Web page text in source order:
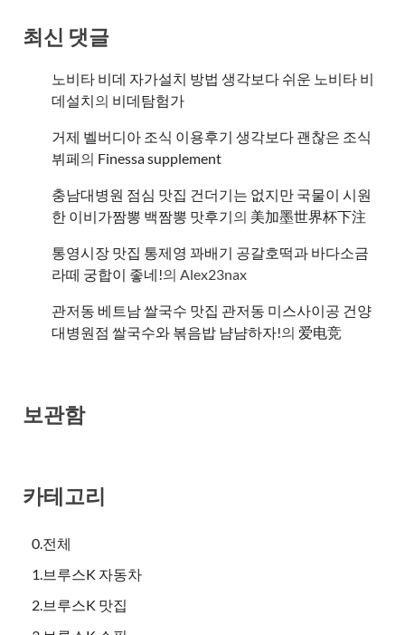
최신 댓글
노비타 비데 자가설치 방법 생각보다 쉬운 노비타 비
데설치의 비데탐험가
거제 벨버디아 조식 이용후기 생각보다 괜찮은 조식
뷔페의 ​Finessa supplement
충남대병원 점심 맛집 건더기는 없지만 국물이 시원
한 이비가짬뽕 백짬뽕 맛후기의 美加墨世界杯下注
통영시장 맛집 통제영 꽈배기 공갈호떡과 바다소금
라떼 궁합이 좋네!의 Alex23nax
관저동 베트남 쌀국수 맛집 관저동 미스사이공 건양
대병원점 쌀국수와 볶음밥 냠냠하자!의 爱电竞
보관함
카테고리
0.전체
1.브루스K 자동차
2.브루스K 맛집